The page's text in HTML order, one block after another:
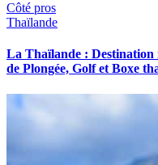
Côté pros
Thaïlande
La Thaïlande : Destination
de Plongée, Golf et Boxe